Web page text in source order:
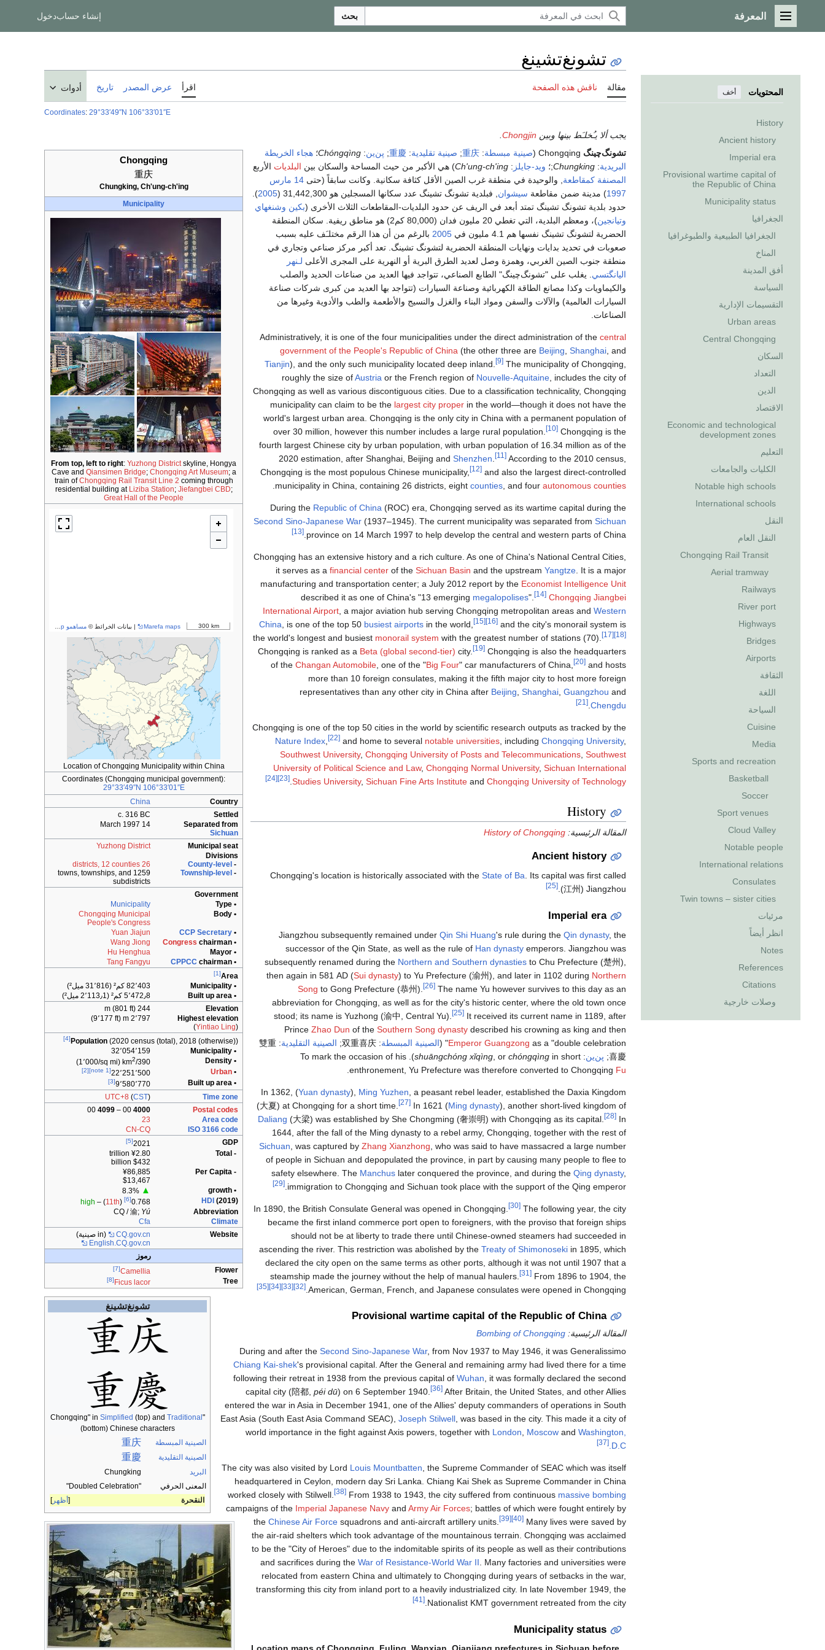
القائمة الرئيسية
المعرفة بحث إنشاء حسابدخول
المحتويات أخف
History
Ancient history
Imperial era
Provisional wartime capital of
the Republic of China
Municipality status
الجغرافيا
الجغرافيا الطبيعية والطبوغرافيا
المناخ
أفق المدينة
السياسة
التقسيمات الإدارية
Urban areas
Central Chongqing
السكان
التعداد
الدين
الاقتصاد
Economic and technological
development zones
التعليم
الكليات والجامعات
Notable high schools
International schools
النقل
النقل العام
Chongqing Rail Transit
Aerial tramway
Railways
River port
Highways
Bridges
Airports
الثقافة
اللغة
السياحة
Cuisine
Media
Sports and recreation
Basketball
Soccer
Sport venues
Cloud Valley
Notable people
International relations
Consulates
Twin towns – sister cities
مرئيات
انظر أيضاً
Notes
References
Citations
وصلات خارجية
تشونغ‌تشينغ
مقالة ناقش هذه الصفحة اقرأ عرض المصدر تاريخ أدوات
Coordinates: 29°33′49″N 106°33′01″E
يجب ألا يـُخلـَط بينها وبين Chongjin
Chongqing
重庆
Chungking, Ch'ung-ch'ing
Municipality
From top, left to right: Yuzhong Districtskyline, Hongya
Cave and Qiansimen Bridge; Chongqing Art Museum; a
train ofChongqing Rail Transit Line 2 coming through
residential building at Liziba Station; Jiefangbei CBD;
Great Hall of the People
300 km
Marefa maps | بيانات الخرائط © مساهمو OpenStreetMap
Location of Chongqing Municipality within China
Coordinates (Chongqing municipal government):
29°33′49″N 106°33′01″E
Country
China
Settled
c. 316 BC
Separated from
Sichuan
14 March 1997
Municipal seat
Yuzhong District
Divisions
-
County-level
-
Township-level
26 districts, 12 counties
1259 towns, townships, and
subdistricts
Government
• Type
Municipality
• Body
Chongqing Municipal
People's Congress
•
CCP Secretary
Yuan Jiajun
•
Congress chairman
Wang Jiong
• Mayor
Hu Henghua
•
CPPCCchairman
Tang Fangyu
Area
[1]
• Municipality
82٬403 كم² (31٬816 ميل²)
• Built up area
5٬472٫8 كم² (2٬113٫1 ميل²)
Elevation
244 m (801 ft)
Highest elevation
(Yintiao Ling)
2٬797 m (9٬177 ft)
Population (2020 census (total), 2018 (otherwise))
[4]
• Municipality
32٬054٬159
• Density
390/km
2
(1٬000/sq mi)
•
Urban 22٬251٬500[note 1]
[2]
• Built up area 9٬580٬770[3]
Time zone
UTC+8(CST)
Postal codes
4000
00 –
4099
00
Area code
23
ISO 3166 code
CN-CQ
GDP
2021
[5]
- Total
¥2.80 trillion
$432 billion
- Per Capita
¥86,885
$13,467
• growth
▲
8.3%
HDI (2019)
0.768
[6]
(
11th
) –
high
Abbreviation
CQ /渝; Yú
Climate
Cfa
Website
CQ.gov.cn
(in صينية)
English.CQ.gov.cn
رموز
Flower
Camellia
[7]
Tree
Ficus lacor
[8]
تشونغ‌تشينغ
"Chongqing" in
Simplified (top) and Traditional
(bottom) Chinese characters
الصينية المبسطة
重庆
الصينية التقليدية 重慶
البريد
Chungking
المعنى الحرفي
"Doubled Celebration"
أظهر
النقحرة
تشونگ‌چينگ صينية مبسطة:
重庆
; صينية تقليدية:
重慶
; پن‌ين:
Chóngqìng؛ هجاء الخريطة
البريدية:
Chungking;؛ ويد-جايلز :
Ch'ung-ch'ing) هي الأكبر من حيث المساحة والسكان بين البلديات الأربع
المصنفة كمقاطعة , والوحيدة في منطقة غرب الصين الأقل كثافة سكانية. وكانت سابقاً (حتى 14 مارس
1997) مدينة ضمن مقاطعة سيشوان , فبلدية تشونگ تشينگ عدد سكانها المسجلين هو 31,442,300 ( 2005
).
حدود بلدية تشونگ تشينگ تمتد أبعد في الريف عن حدود البلديات-المقاطعات الثلاث الأخرى (بكين وشنغهاي
وتيانجين
)، ومعظم البلدية، التي تغطي 20 مليون فدان (80,000 كم2) هو مناطق ريفية. سكان المنطقة
الحضرية لتشونگ تشينگ نفسها هم 4.1 مليون في
2005 بالرغم من أن هذا الرقم مختلـَف عليه بسبب
صعوبات في تحديد بدايات ونهايات المنطقة الحضرية لتشونگ تشينگ. تعد أكبر مركز صناعي وتجاري في
منطقة جنوب الصين الغربي، وهمزة وصل لعديد الطرق البرية أو النهرية على المجرى الأعلى لـنهر
اليانگتسي . يغلب على "تشونگ‌چينگ" الطابع الصناعي، تتواجد فيها العديد من صناعات الحديد والصلب
والكيماويات وكذا مصانع الطاقة الكهربائية وصناعة السيارات (تتواجد بها العديد من كبرى شركات صناعة
السيارات العالمية) والآلات والسفن ومواد البناء والغزل والنسيج والأطعمة والطب والأدوية وغيرها من
الصناعات.
Administratively, it is one of the four municipalities under the direct administration of the central
government of the People's Republic of China (the other three are Beijing Shanghai , and
Tianjin), and the only such municipality located deep inland. [9] The municipality of Chongqing,
roughly the size ofAustria or the French region of Nouvelle-Aquitaine , includes the city of
Chongqing as well as various discontiguous cities. Due to a classification technicality, Chongqing
municipality can claim to be the largest city proper in the world—though it does not have the
world's largest urban area. Chongqing is the only city in China with a permanent population of
over 30 million, however this number includes a large rural population.
[10] Chongqing is the
fourth largest Chinese city by urban population, with urban population of 16.34 million as of the
2020 estimation, after Shanghai, Beijing and Shenzhen [11] According to the 2010 census,
Chongqing is the most populous Chinese municipality,
[12] and also the largest direct-controlled
municipality in China, containing 26 districts, eight counties , and four autonomous counties
During the Republic of China (ROC) era, Chongqing served as its wartime capital during the
Second Sino-Japanese War (1937–1945). The current municipality was separated from Sichuan
province on 14 March 1997 to help develop the central and western parts of China.
[13]
Chongqing has an extensive history and a rich culture. As one of China's National Central Cities,
it serves as a financial center of the Sichuan Basin and the upstream Yangtze . It is a major
manufacturing and transportation center; a July 2012 report by the Economist Intelligence Unit
described it as one of China's "13 emerging megalopolises". [14] Chongqing Jiangbei
International Airport , a major aviation hub serving Chongqing metropolitan areas and Western
China , is one of the top 50 busiest airports in the world, [15] [16] and the city's monorail system is
the world's longest and busiest monorail system with the greatest number of stations (70). [17] [18]
Chongqing is ranked as a Beta (global second-tier) city. [19] Chongqing is also the headquarters
of the Changan Automobile , one of the "Big Four" car manufacturers of China, [20] and hosts
more than 10 foreign consulates, making it the fifth major city to host more foreign
representatives than any other city in China after Beijing Shanghai Guangzhou and
Chengdu
[21]
Chongqing is one of the top 50 cities in the world by scientific research outputs as tracked by the
Nature Index
[22] and home to several notable universities , including Chongqing University,
Southwest University, Chongqing University of Posts and Telecommunications Southwest
University of Political Science and Law, Chongqing Normal University, Sichuan International
Studies University, Sichuan Fine Arts Institute and Chongqing University of Technology
[23]
[24]
History
المقالة الرئيسية: History of Chongqing
Ancient history
Chongqing's location is historically associated with the State of Ba . Its capital was first called
Jiangzhou (
江州
).
[25]
Imperial era
Jiangzhou subsequently remained under Qin Shi Huang's rule during the Qin dynasty, the
successor of the Qin State, as well as the rule of Han dynasty emperors. Jiangzhou was
subsequently renamed during the Northern and Southern dynasties to Chu Prefecture (楚州),
then again in 581 AD (Sui dynasty) to Yu Prefecture (渝州), and later in 1102 during Northern
Song to Gong Prefecture (恭州). [26] The name Yu however survives to this day as an
abbreviation for Chongqing, as well as for the city's historic center, where the old town once
stood; its name is Yuzhong (渝中 , Central Yu). [25] It received its current name in 1189, after
Prince Zhao Dun of the Southern Song dynasty described his crowning as king and then
Emperor Guangzong as a "double celebration" ( الصينية المبسطة:
双重喜庆
; الصينية التقليدية:
雙重
喜慶
; پن‌ين:
shuāngchóng xǐqìng , or chóngqìng
in short). To mark the occasion of his
enthronement, Yu Prefecture was therefore converted to Chongqing Fu
In 1362, (Yuan dynasty), Ming Yuzhen , a peasant rebel leader, established the Daxia Kingdom
(大夏) at Chongqing for a short time. [27] In 1621 (Ming dynasty), another short-lived kingdom of
Daliang (大梁) was established by She Chongming (奢崇明) with Chongqing as its capital. [28] In
1644, after the fall of the Ming dynasty to a rebel army, Chongqing, together with the rest of
Sichuan , was captured by Zhang Xianzhong , who was said to have massacred a large number
of people in Sichuan and depopulated the province, in part by causing many people to flee to
safety elsewhere. The Manchus later conquered the province, and during the Qing dynasty,
immigration to Chongqing and Sichuan took place with the support of the Qing emperor.
[29]
In 1890, the British Consulate General was opened in Chongqing. [30] The following year, the city
became the first inland commerce port open to foreigners, with the proviso that foreign ships
should not be at liberty to trade there until Chinese-owned steamers had succeeded in
ascending the river. This restriction was abolished by the Treaty of Shimonoseki in 1895, which
declared the city open on the same terms as other ports, although it was not until 1907 that a
steamship made the journey without the help of manual haulers.
[31] From 1896 to 1904, the
American, German, French, and Japanese consulates were opened in Chongqing.
[32]
[33]
[34]
[35]
Provisional wartime capital of the Republic of China
المقالة الرئيسية: Bombing of Chongqing
During and after the Second Sino-Japanese War, from Nov 1937 to May 1946, it was Generalissimo
Chiang Kai-shek's provisional capital. After the General and remaining army had lived there for a time
following their retreat in 1938 from the previous capital of Wuhan, it was formally declared the second
capital city (陪都, péi dū) on 6 September 1940. [36] After Britain, the United States, and other Allies
entered the war in Asia in December 1941, one of the Allies' deputy commanders of operations in South
East Asia (South East Asia Command SEAC), Joseph Stilwell, was based in the city. This made it a city of
world importance in the fight against Axis powers, together with London, Moscow and Washington,
D.C.
[37]
The city was also visited by Lord Louis Mountbatten, the Supreme Commander of SEAC which was itself
headquartered in Ceylon, modern day Sri Lanka. Chiang Kai Shek as Supreme Commander in China
worked closely with Stilwell.
[38] From 1938 to 1943, the city suffered from continuous massive bombing
campaigns of the Imperial Japanese Navy and Army Air Forces; battles of which were fought entirely by
the Chinese Air Force squadrons and anti-aircraft artillery units. [39] [40] Many lives were saved by
the air-raid shelters which took advantage of the mountainous terrain. Chongqing was acclaimed
to be the "City of Heroes" due to the indomitable spirits of its people as well as their contributions
and sacrifices during the War of Resistance-World War II. Many factories and universities were
relocated from eastern China and ultimately to Chongqing during years of setbacks in the war,
transforming this city from inland port to a heavily industrialized city. In late November 1949, the
Nationalist KMT government retreated from the city.
[41]
Municipality status